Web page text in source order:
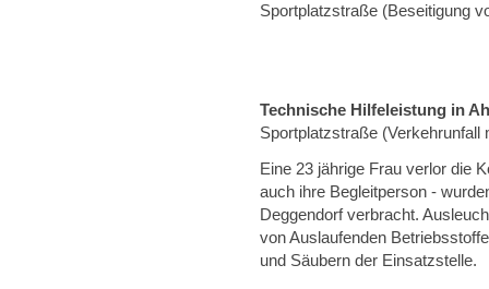
Sportplatzstraße (Beseitigung
Technische Hilfeleistung in
Sportplatzstraße (Verkehrunfall
Eine 23 jährige Frau verlor die
auch ihre Begleitperson -
Deggendorf verbracht.
von Auslaufenden
und Säubern der Einsatzstelle.